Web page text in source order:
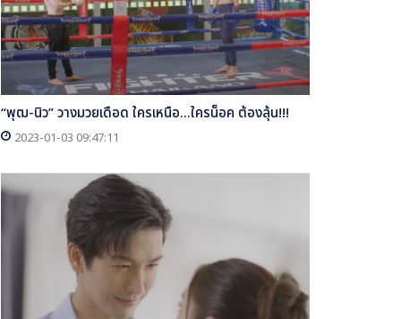
“พุฒ-นิว” วางมวยเดือด ใครเหนือ...ใครน็อค ต้องลุ้น!!!
2023-01-03 09:47:11